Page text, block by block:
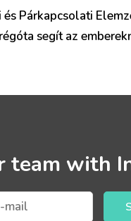
Párkapcsolati
segít az
team with